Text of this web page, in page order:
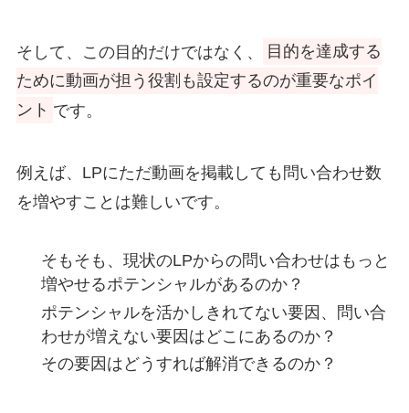
そして、この目的だけではなく、
目的を達成する
ために動画が担う役割も設定するのが重要なポイ
ント です。
例えば、LPにただ動画を掲載しても問い合わせ数
を増やすことは難しいです。
そもそも、現状のLPからの問い合わせはもっと
増やせるポテンシャルがあるのか？
ポテンシャルを活かしきれてない要因、問い合
わせが増えない要因はどこにあるのか？
その要因はどうすれば解消できるのか？